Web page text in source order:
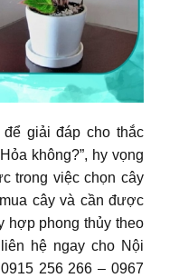
giải đáp cho thắc
không?”, hy vọng
trong việc chọn cây
cây và cần được
hợp phong thủy theo
hệ ngay cho Nội
256 266 – 0967